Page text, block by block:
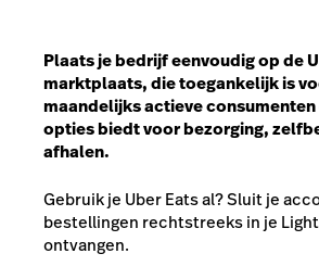
Plaats je bedrijf eenvoudig op de
marktplaats, die toegankelijk is
maandelijks actieve
opties biedt voor bezorging,
afhalen.
Gebruik je Uber Eats al? Sluit je
bestellingen rechtstreeks in je
ontvangen.